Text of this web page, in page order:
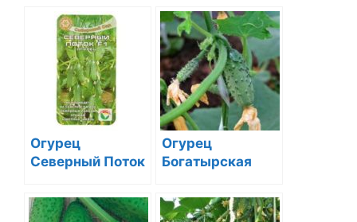
Огурец
Северный Поток
Огурец
Богатырская